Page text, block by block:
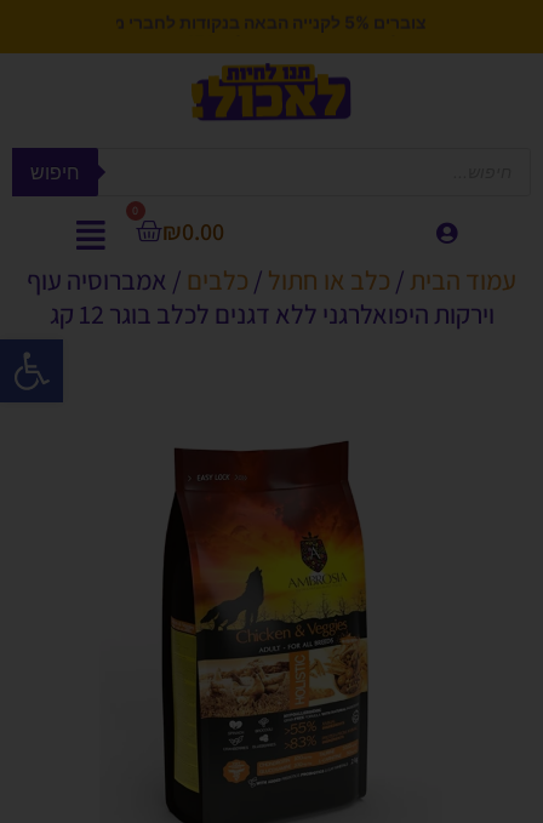
פתח
צוברים 5% לקנייה הבאה בנקודות לחברי מועדון
חיפוש
₪0.00
0
עמוד הבית / כלב או חתול / כלבים / אמברוסיה עוף
וירקות היפואלרגני ללא דגנים לכלב בוגר 12 קג